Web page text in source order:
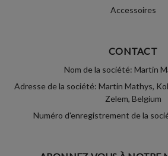
Accessoires
CONTACT
Nom de la société: Martin
Adresse de la société: Martin Mathys,
Zelem, Belgium
Numéro d'enregistrement de la